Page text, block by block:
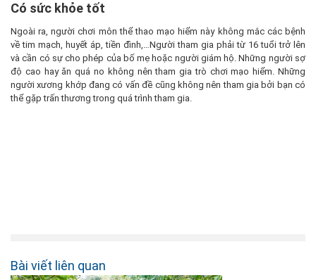
Có sức khỏe tốt
Ngoài ra, người chơi môn thể thao mạo hiểm này không mắc các bệnh
về tim mạch, huyết áp, tiền đình,…Người tham gia phải từ 16 tuổi trở lên
và cần có sự cho phép của bố mẹ hoặc người giám hộ. Những người sợ
độ cao hay ăn quá no không nên tham gia trò chơi mạo hiểm. Những
người xương khớp đang có vấn đề cũng không nên tham gia bởi bạn có
thể gặp trấn thương trong quá trình tham gia.
Bài viết liên quan